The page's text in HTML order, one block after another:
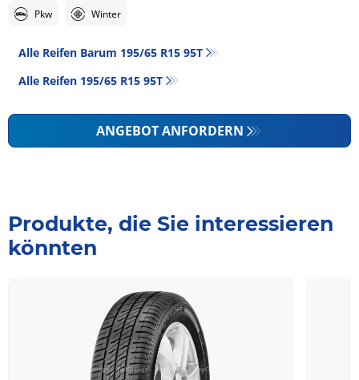
Pkw Winter
Alle Reifen Barum 195/65 R15 95T
Alle Reifen‎ 195/65 R15 95T
ANGEBOT ANFORDERN
Produkte, die Sie interessieren
könnten